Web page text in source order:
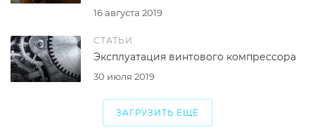
16 августа 2019
СТАТЬИ
30 июля 2019
Эксплуатация винтового компрессора
ЗАГРУЗИТЬ ЕЩЕ